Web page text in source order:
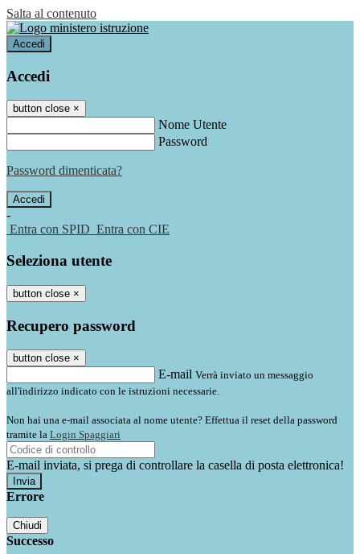
Salta al contenuto
Accedi
Accedi
button close ×
Nome Utente
Password
Password dimenticata?
-
Entra con SPID Entra con CIE
Seleziona utente
button close ×
Recupero password
button close ×
E-mail Verrà inviato un messaggio
all'indirizzo indicato con le istruzioni necessarie.
Non hai una e-mail associata al nome utente? Effettua il reset della password
tramite la Login Spaggiari
E-mail inviata, si prega di controllare la casella di posta elettronica!
Errore
Chiudi
Successo